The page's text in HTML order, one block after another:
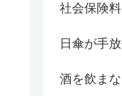
社会保険
日傘が手
酒を飲ま